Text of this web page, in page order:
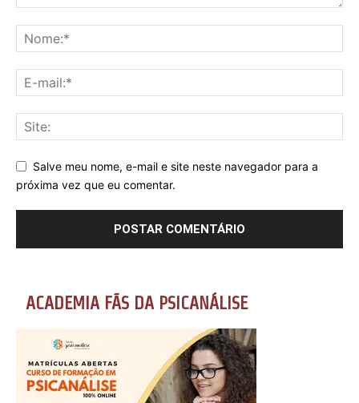
Salve meu nome, e-mail e site neste navegador para a
próxima vez que eu comentar.
ACADEMIA FÃS DA PSICANÁLISE